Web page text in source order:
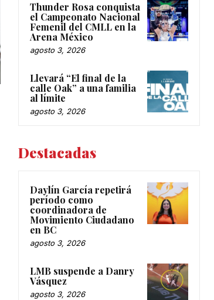
Thunder Rosa conquista
el Campeonato Nacional
Femenil del CMLL en la
Arena México
agosto 3, 2026
Llevará “El final de la
calle Oak” a una familia
al límite
agosto 3, 2026
Destacadas
Daylín García repetirá
período como
coordinadora de
Movimiento Ciudadano
en BC
agosto 3, 2026
LMB suspende a Danry
Vásquez
agosto 3, 2026